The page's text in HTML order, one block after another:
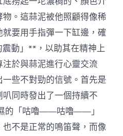
。這蒜泥被他照顧得像稀
要用手指彈一下缸邊，確
動」**，以助其在精神上
於與蒜泥進行心靈交流
些不對勁的信號。首先是
同時發出了一個持續不
的「咕嚕——咕嚕——」
不是正常的鳴笛聲，而像